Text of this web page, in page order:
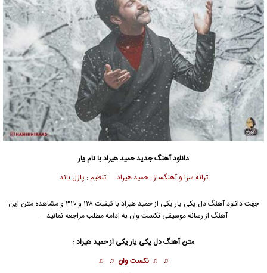
دانلود آهنگ جدیدحمید هیرادبا نام یار
ترانه سزا و آهنگساز : حمید هیراد تنظیم : پازل باند
جهت دانلود آهنگ دل یکی یار یکی ازحمید هیراد
با کیفیت ۱۲۸ و ۳۲۰ و مشاهده متن این
آهنگ از رسانه موسیقی نکست وان به ادامه مطلب مراجعه نمائید …
متن آهنگ دل یکی یار یکی ازحمید هیراد:
♫ ♫ نکست وان ♫ ♫